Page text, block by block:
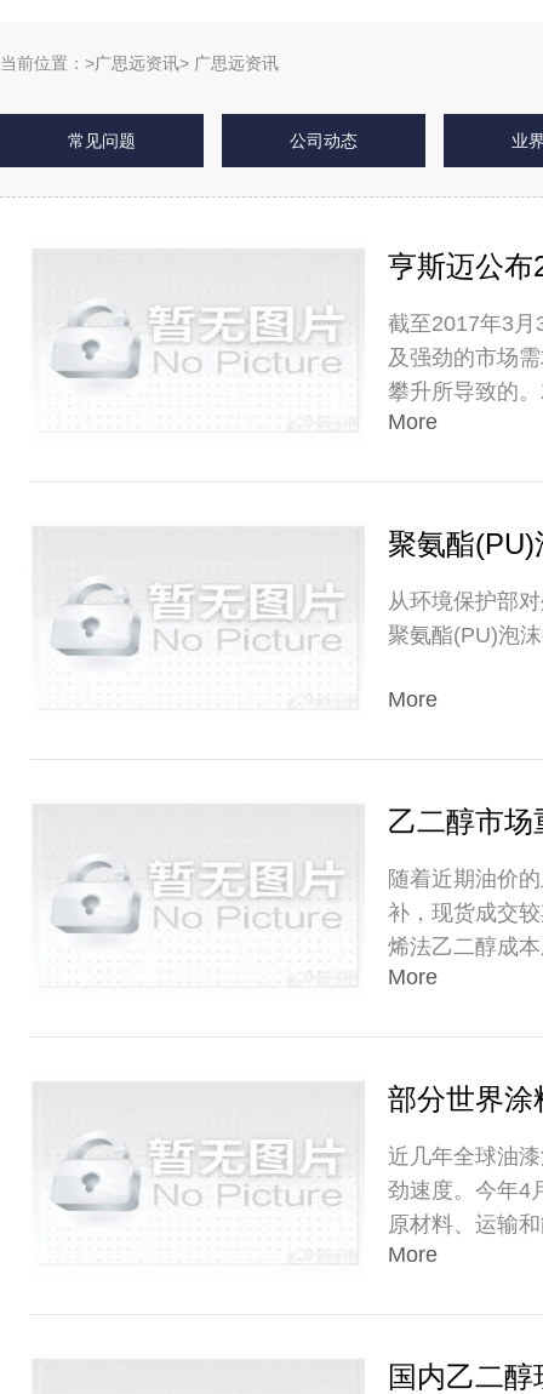
当前位置： >广思远资讯> 广思远资讯
常见问题 公司动态 业
亨斯迈公布
截至2017年3
及强劲的市场
攀升所导致的
More
聚氨酯
从环境保护部
聚氨酯(PU)泡
More
乙二醇市场
随着近期油价
补，现货成交
烯法乙二醇成
More
部分世界涂
近几年全球油
劲速度。今年4
原材料、运输
More
国内乙二